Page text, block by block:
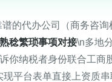
的代办公司（商务咨询
稔繁琐事项对接\n多地
你纳税者身份联合工商
平台表单直接上资质串